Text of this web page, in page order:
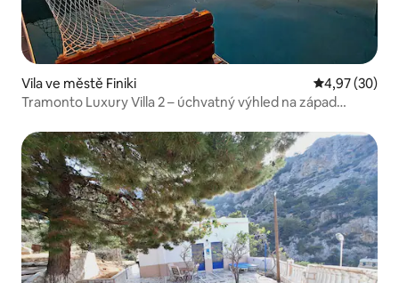
Vila ve městě Finiki Průměrné
4,97 (30)
Tramonto Luxury Villa 2 – úchvatný výhled na západ